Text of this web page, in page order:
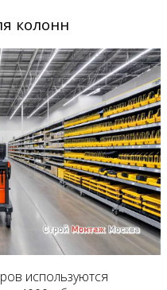
колонн
используются